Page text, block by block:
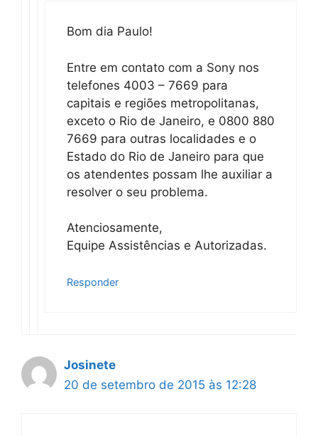
Bom dia Paulo!
Entre em contato com a Sony nos
telefones 4003 – 7669 para
capitais e regiões metropolitanas,
exceto o Rio de Janeiro, e 0800 880
7669 para outras localidades e o
Estado do Rio de Janeiro para que
os atendentes possam lhe auxiliar a
resolver o seu problema.
Atenciosamente,
Equipe Assistências e Autorizadas.
Responder
Josinete
20 de setembro de 2015 às 12:28